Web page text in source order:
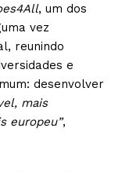
, um dos
vez
reunindo
e
desenvolver
mais
europeu”,